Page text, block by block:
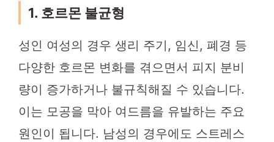
1. 호르몬 불균형
성인 여성의 경우 생리 주기, 임신, 폐경 등
다양한 호르몬 변화를 겪으면서 피지 분비
량이 증가하거나 불규칙해질 수 있습니다.
이는 모공을 막아 여드름을 유발하는 주요
원인이 됩니다. 남성의 경우에도 스트레스